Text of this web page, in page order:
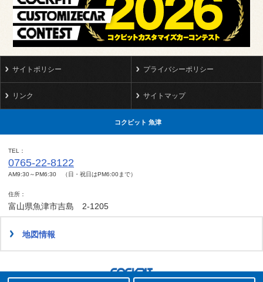
サイトポリシー プライバシーポリシー
リンク サイトマップ
コクピット 魚津
TEL
0765-22-8122
AM9:30～PM6:30 （日・祝日はPM6:00まで）
住所
富山県魚津市吉島 2-1205
地図情報